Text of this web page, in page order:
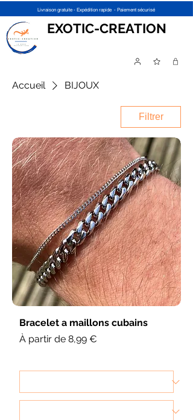
Livraison gratuite - Expédition rapide - Paiement sécurisé
EXOTIC-CREATION
Accueil BIJOUX
Filtrer
Bracelet a maillons cubains
À partir de 8,99 €
Prix promotionnel